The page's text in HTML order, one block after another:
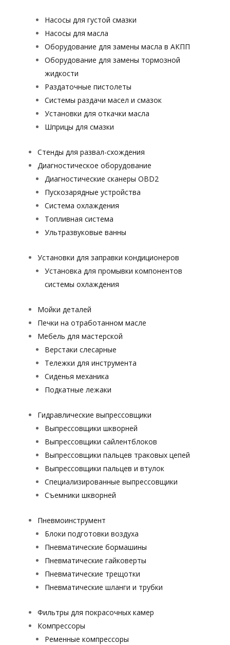
Насосы для густой смазки
Насосы для масла
Оборудование для замены масла в АКПП
Оборудование для замены тормозной
жидкости
Раздаточные пистолеты
Системы раздачи масел и смазок
Установки для откачки масла
Шприцы для смазки
Стенды для развал-схождения
Диагностическое оборудование
Диагностические сканеры OBD2
Пускозарядные устройства
Система охлаждения
Топливная система
Ультразвуковые ванны
Установки для заправки кондиционеров
Установка для промывки компонентов
системы охлаждения
Мойки деталей
Печки на отработанном масле
Мебель для мастерской
Верстаки слесарные
Тележки для инструмента
Сиденья механика
Подкатные лежаки
Гидравлические выпрессовщики
Выпрессовщики шкворней
Выпрессовщики сайлентблоков
Выпрессовщики пальцев траковых цепей
Выпрессовщики пальцев и втулок
Специализированные выпрессовщики
Cъемники шкворней
Пневмоинструмент
Блоки подготовки воздуха
Пневматические бормашины
Пневматические гайковерты
Пневматические трещотки
Пневматические шланги и трубки
Фильтры для покрасочных камер
Компрессоры
Ременные компрессоры